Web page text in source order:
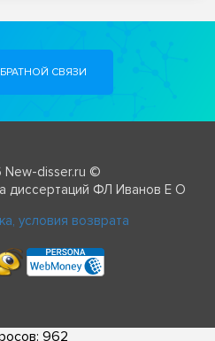
СВЯЗИ
New-disser.ru ©
диссертаций ФЛ Иванов Е О
условия возврата
962